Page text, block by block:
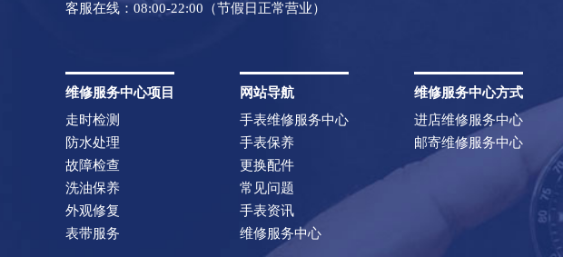
客服在线：08:00-22:00（节假日正常营业）
维修服务中心项目
走时检测
防水处理
故障检查
洗油保养
外观修复
表带服务
网站导航
手表维修服务中心
手表保养
更换配件
常见问题
手表资讯
维修服务中心
维修服务中心方式
进店维修服务中心
邮寄维修服务中心